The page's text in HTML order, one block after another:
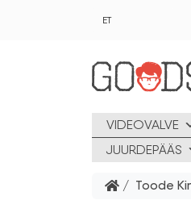
ET
VIDEOVALVE
JUURDEPÄÄS
/ Toode